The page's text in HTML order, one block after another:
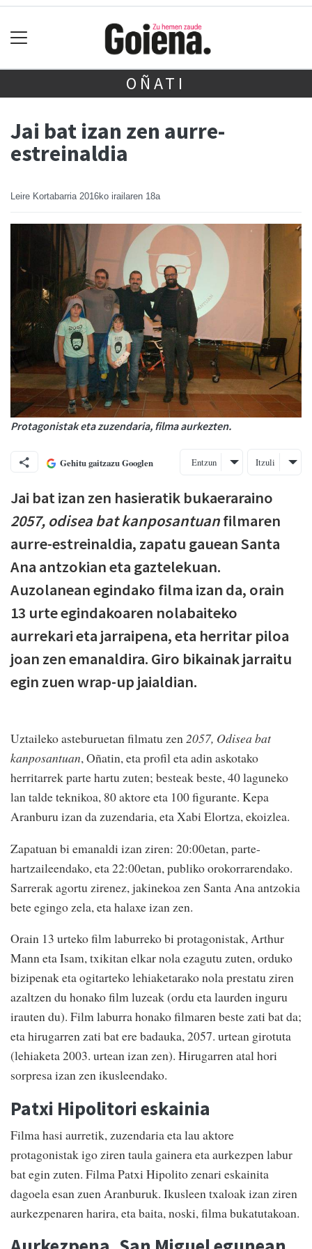
OÑATI
Jai bat izan zen aurre-
estreinaldia
Leire Kortabarria 2016ko irailaren 18a
Protagonistak eta zuzendaria, filma aurkezten.
Gehitu gaitzazu Googlen Entzun Itzuli
Jai bat izan zen hasieratik bukaeraraino
2057, odisea bat kanposantuanfilmaren
aurre-estreinaldia, zapatu gauean Santa
Ana antzokian eta gaztelekuan.
Auzolanean egindako filma izan da, orain
13 urte egindakoaren nolabaiteko
aurrekari eta jarraipena, eta herritar piloa
joan zen emanaldira. Giro bikainak jarraitu
egin zuen wrap-up jaialdian.
Uztaileko asteburuetan filmatu zen2057, Odisea bat
kanposantuan, Oñatin, eta profil eta adin askotako
herritarrek parte hartu zuten; besteak beste, 40 laguneko
lan talde teknikoa, 80 aktore eta 100 figurante. Kepa
Aranburu izan da zuzendaria, eta Xabi Elortza, ekoizlea.
Zapatuan bi emanaldi izan ziren: 20:00etan, parte-
hartzaileendako, eta 22:00etan, publiko orokorrarendako.
Sarrerak agortu zirenez, jakinekoa zen Santa Ana antzokia
bete egingo zela, eta halaxe izan zen.
Orain 13 urteko film laburreko bi protagonistak, Arthur
Mann eta Isam, txikitan elkar nola ezagutu zuten, orduko
bizipenak eta ogitarteko lehiaketarako nola prestatu ziren
azaltzen du honako film luzeak (ordu eta laurden inguru
irauten du). Film laburra honako filmaren beste zati bat da;
eta hirugarren zati bat ere badauka, 2057. urtean girotuta
(lehiaketa 2003. urtean izan zen). Hirugarren atal hori
sorpresa izan zen ikusleendako.
Patxi Hipolitori eskainia
Filma hasi aurretik, zuzendaria eta lau aktore
protagonistak igo ziren taula gainera eta aurkezpen labur
bat egin zuten. Filma Patxi Hipolito zenari eskainita
dagoela esan zuen Aranburuk. Ikusleen txaloak izan ziren
aurkezpenaren harira, eta baita, noski, filma bukatutakoan.